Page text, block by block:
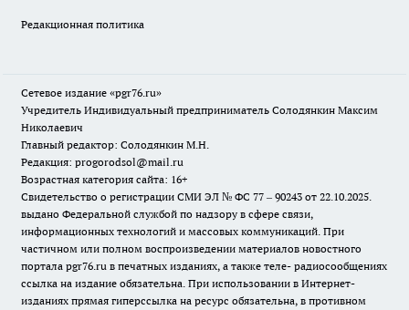
Редакционная политика
Сетевое издание «pgr76.ru»
Учредитель Индивидуальный предприниматель Солодянкин Максим
Николаевич
Главный редактор: Солодянкин М.Н.
Редакция: progorodsol@mail.ru
Возрастная категория сайта: 16+
Свидетельство о регистрации СМИ ЭЛ № ФС 77 – 90243 от 22.10.2025.
выдано Федеральной службой по надзору в сфере связи,
информационных технологий и массовых коммуникаций. При
частичном или полном воспроизведении материалов новостного
портала pgr76.ru в печатных изданиях, а также теле- радиосообщениях
ссылка на издание обязательна. При использовании в Интернет-
изданиях прямая гиперссылка на ресурс обязательна, в противном